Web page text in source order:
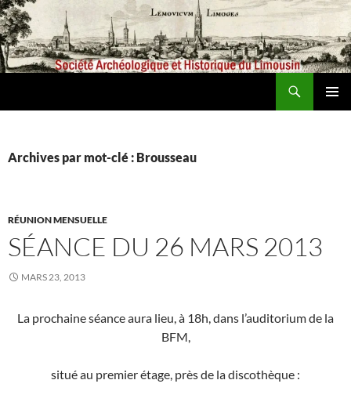
Aller
au
contenu
Société archéologique et historique du Limousin
Archives par mot-clé : Brousseau
RÉUNION MENSUELLE
SÉANCE DU 26 MARS 2013
MARS 23, 2013
La prochaine séance aura lieu, à 18h, dans l’auditorium de la
BFM,
situé au premier étage, près de la discothèque :